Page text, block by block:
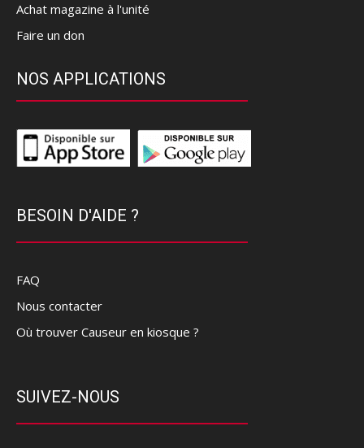
Achat magazine à l'unité
Faire un don
NOS APPLICATIONS
BESOIN D'AIDE ?
FAQ
Nous contacter
Où trouver Causeur en kiosque ?
SUIVEZ-NOUS